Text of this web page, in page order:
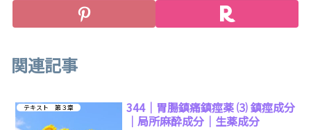
関連記事
テキスト 第３章
344｜胃腸鎮痛鎮痙薬 ⑶ 鎮痙成分
｜局所麻酔成分｜生薬成分